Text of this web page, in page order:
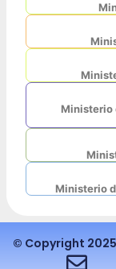
Ministerio
Ministerio
© Copyright 2025